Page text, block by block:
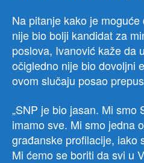
Na pitanje kako je
nije bio bolji kandidat za
poslova, Ivanović kaže da
očigledno nije bio dovoljni
ovom slučaju posao
„SNP je bio jasan. Mi smo
imamo sve. Mi smo jedna
građanske profilacije, iako
Mi ćemo se boriti da svi u